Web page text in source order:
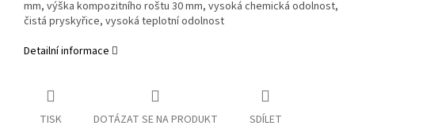
mm, výška kompozitního roštu 30 mm, vysoká chemická odolnost,
čistá pryskyřice, vysoká teplotní odolnost
Detailní informace
TISK DOTÁZAT SE NA PRODUKT SDÍLET